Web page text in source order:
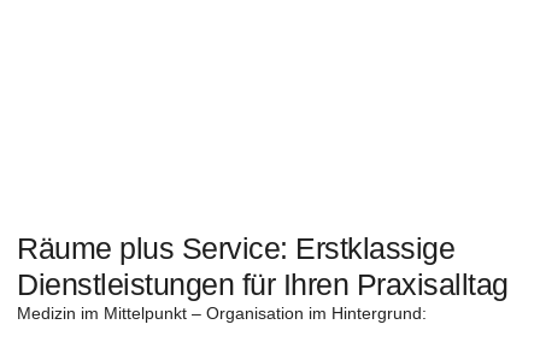
Räume plus Service: Erstklassige
Dienstleistungen für Ihren Praxisalltag
Medizin im Mittelpunkt – Organisation im Hintergrund: